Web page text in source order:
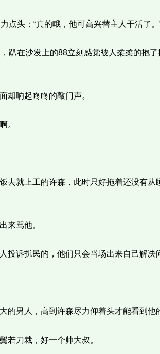
头：“真的哦，他可高兴替主人干活了。
在沙发上的88立刻感觉被人柔柔的抱了
响起咚咚的敲门声。
。
就上工的许森，此时只好拖着还没有从
骂他。
诉扰民的，他们只会当场出来自己解决
男人，高到许森尽力仰着头才能看到他
刀裁，好一个帅大叔。